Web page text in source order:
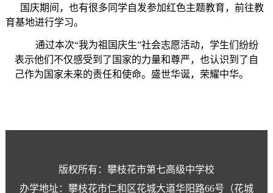
国庆期间，也有很多同学自发参加红色主题教育，前往教
育基地进行学习。
通过本次“我为祖国庆生”社会志愿活动，学生们纷纷
表示他们不仅感受到了国家的力量和尊严，也认识到了自
己作为国家未来的责任和使命。盛世华诞，荣耀中华。
版权所有：攀枝花市第七高级中学校
办学地址：攀枝花市仁和区花城大道华阳路66号（花城